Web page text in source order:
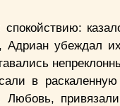
Адриан убеждал
в